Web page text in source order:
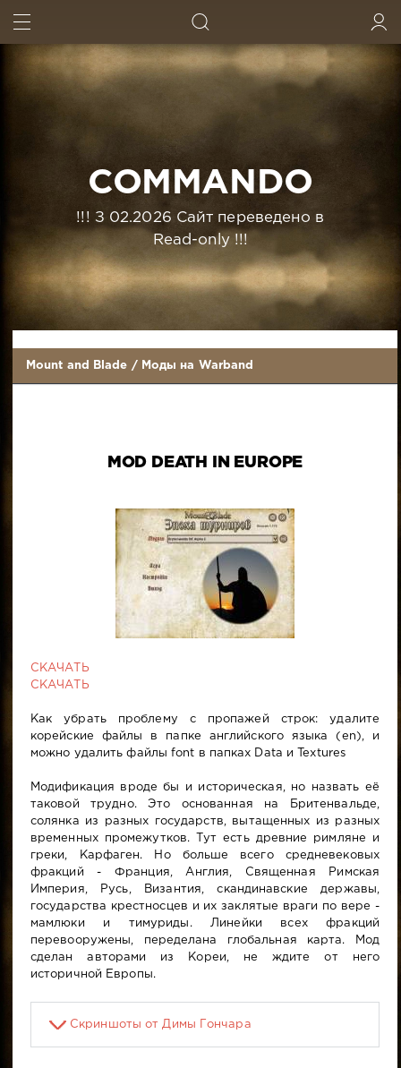
COMMANDO
!!! З 02.2026 Сайт переведено в
Read-only !!!
Mount and Blade / Моды на Warband
MOD DEATH IN EUROPE
СКАЧАТЬ
СКАЧАТЬ
Как убрать проблему с пропажей строк: удалите
корейские файлы в папке английского языка (en), и
можно удалить файлы font в папках Data и Textures
Модификация вроде бы и историческая, но назвать её
таковой трудно. Это основанная на Бритенвальде,
солянка из разных государств, вытащенных из разных
временных промежутков. Тут есть древние римляне и
греки, Карфаген. Но больше всего средневековых
фракций - Франция, Англия, Священная Римская
Империя, Русь, Византия, скандинавские державы,
государства крестносцев и их заклятые враги по вере -
мамлюки и тимуриды. Линейки всех фракций
перевооружены, переделана глобальная карта. Мод
сделан авторами из Кореи, не ждите от него
историчной Европы.
Скриншоты от Димы Гончара